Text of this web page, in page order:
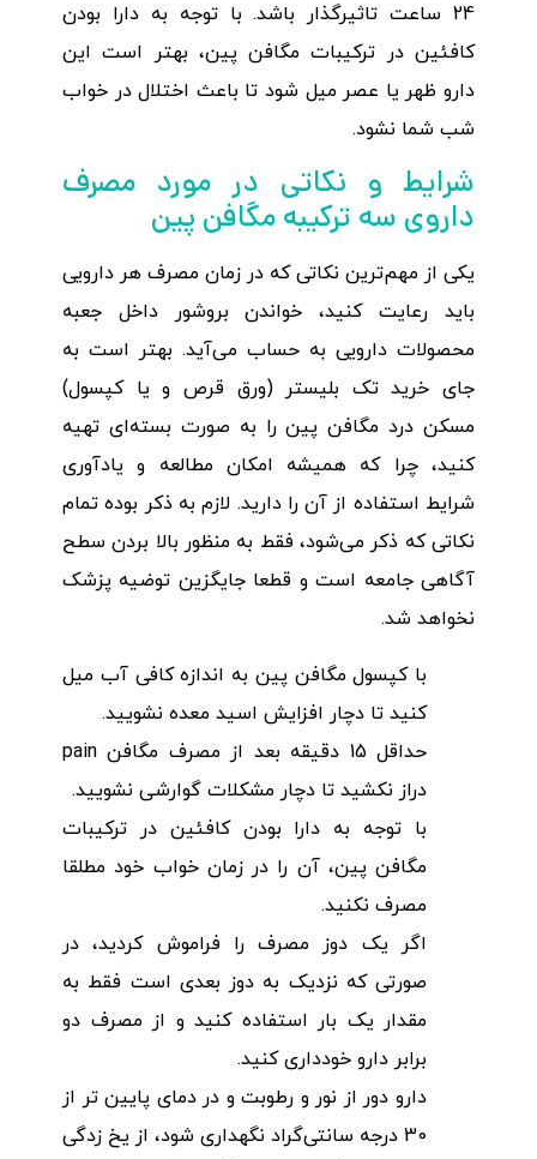
24 ساعت تاثیرگذار باشد. با توجه به دارا بودن
کافئین در ترکیبات مگافن پین، بهتر است این
دارو ظهر یا عصر میل شود تا باعث اختلال در خواب
شب شما نشود.
شرایط و نکاتی در مورد مصرف
داروی سه ترکیبه مگافن پین
یکی از مهم‌ترین نکاتی که در زمان مصرف هر دارویی
باید رعایت کنید، خواندن بروشور داخل جعبه
محصولات دارویی به حساب می‌آید. بهتر است به
جای خرید تک بلیستر (ورق قرص و یا کپسول)
مسکن درد مگافن پین را به صورت بسته‌ای تهیه
کنید، چرا که همیشه امکان مطالعه و یادآوری
شرایط استفاده از آن را دارید. لازم به ذکر بوده تمام
نکاتی که ذکر می‌شود، فقط به منظور بالا بردن سطح
آگاهی جامعه است و قطعا جایگزین توضیه پزشک
نخواهد شد.
با کپسول مگافن پین به اندازه کافی آب میل
کنید تا دچار افزایش اسید معده نشویید.
حداقل 15 دقیقه بعد از مصرف مگافن pain
دراز نکشید تا دچار مشکلات گوارشی نشویید.
با توجه به دارا بودن کافئین در ترکیبات
مگافن پین، آن را در زمان خواب خود مطلقا
مصرف نکنید.
اگر یک دوز مصرف را فراموش کردید، در
صورتی که نزدیک به دوز بعدی است فقط به
مقدار یک بار استفاده کنید و از مصرف دو
برابر دارو خودداری کنید.
دارو دور از نور و رطوبت و در دمای پایین تر از
30 درجه سانتی‌گراد نگهداری شود، از یخ زدگی